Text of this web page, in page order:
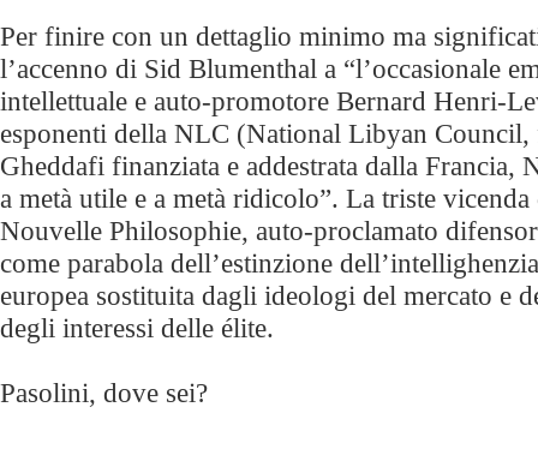
Per finire con un dettaglio minimo ma
l’accenno di Sid Blumenthal a “l’occasionale
intellettuale e auto-promotore Bernard Henri-
esponenti della NLC (National Libyan
Gheddafi finanziata e addestrata dalla Francia,
a metà utile e a metà ridicolo”. La triste
Nouvelle Philosophie, auto-proclamato
come parabola dell’estinzione
europea sostituita dagli ideologi del mercato e
degli interessi delle élite.
Pasolini, dove sei?